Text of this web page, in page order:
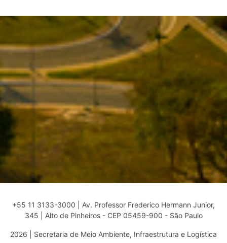
+55 11 3133-3000 | Av. Professor Frederico Hermann Junior,
345 | Alto de Pinheiros - CEP 05459-900 - São Paulo
2026 | Secretaria de Meio Ambiente, Infraestrutura e Logística